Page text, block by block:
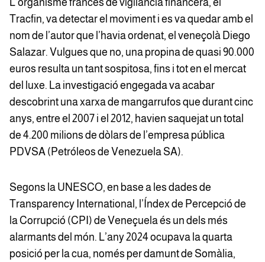
L’organisme francés de vigilància financera, el
Tracfin, va detectar el moviment i es va quedar amb el
nom de l’autor que l’havia ordenat, el veneçolà Diego
Salazar. Vulgues que no, una propina de quasi 90.000
euros resulta un tant sospitosa, fins i tot en el mercat
del luxe. La investigació engegada va acabar
descobrint una xarxa de mangarrufos que durant cinc
anys, entre el 2007 i el 2012, havien saquejat un total
de 4.200 milions de dòlars de l’empresa pública
PDVSA (Petróleos de Venezuela SA).
Segons la UNESCO, en base a les dades de
Transparency International, l’Índex de Percepció de
la Corrupció (CPI) de Veneçuela és un dels més
alarmants del món. L’any 2024 ocupava la quarta
posició per la cua, només per damunt de Somàlia,